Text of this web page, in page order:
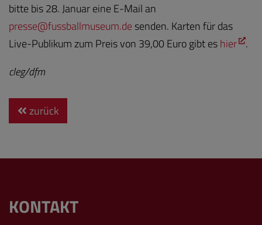
bitte bis 28. Januar eine E-Mail an
presse@fussballmuseum.de senden. Karten für das
Live-Publikum zum Preis von 39,00 Euro gibt eshier .
cleg/dfm
zurück
KONTAKT